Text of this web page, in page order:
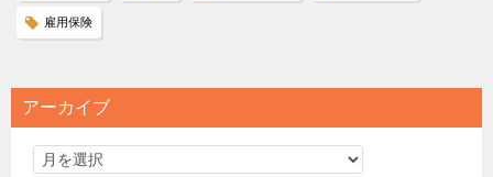
雇用保険
アーカイブ